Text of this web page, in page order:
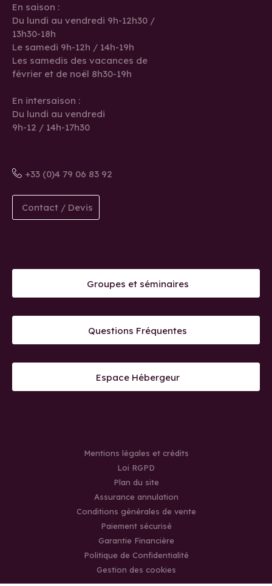
En saison :
Du lundi au vendredi 9h-12h30 /
13h30-18h
Le samedi 9h-12h / 14h-19h
Les samedis des vacances de
février et de noël 8h30-19h
En intersaison :
Du lundi au vendredi
9h-12 / 14h-17h30
+33 (0)4 79 06 83 92
Contact / Devis
Groupes et séminaires
Questions Fréquentes
Espace Hébergeur
Mentions légales et crédits
Loi RGPD
Plan du site
Assurance annulation
Conditions générales de vente
Paiement sécurisé
Garantie Financière
Politique de Confidentialité
Gestion des cookies